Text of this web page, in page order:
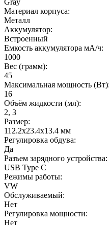
Материал корпуса:
Металл
Аккумулятор:
Встроенный
Емкость аккумулятора мА/ч:
1000
Вес (грамм):
45
Максимальная мощность (Вт):
16
Объём жидкости (мл):
2, 3
Размер:
112.2х23.4х13.4 мм
Регулировка обдува:
Да
Разъем зарядного устройства:
USB Type C
Режимы работы:
VW
Обслуживаемый:
Нет
Регулировка мощности:
Нет